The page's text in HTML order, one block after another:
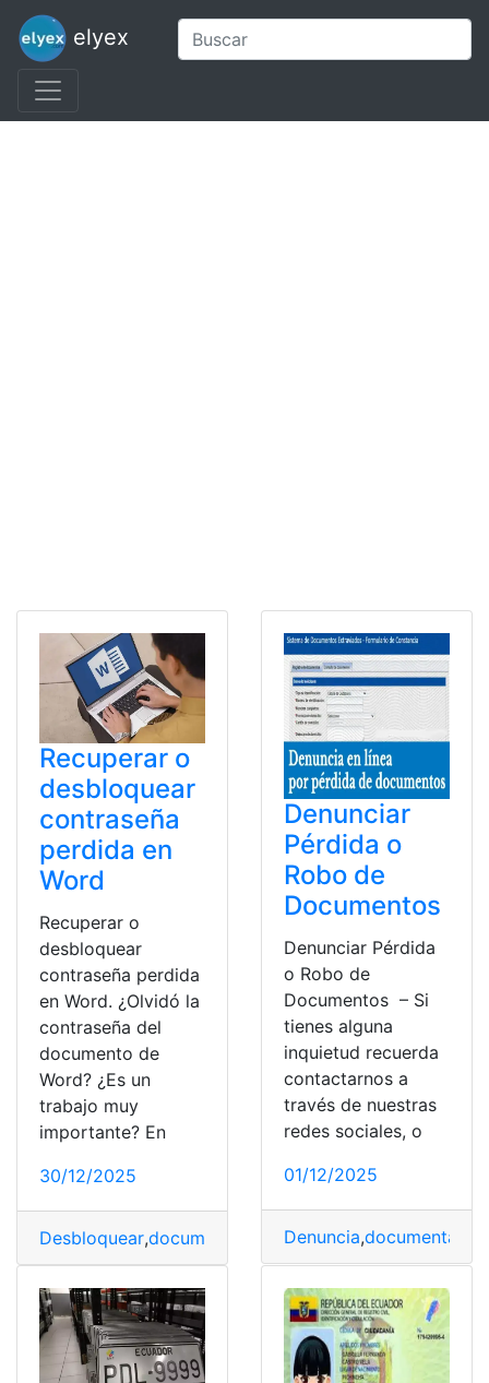
elyex
Recuperar o
desbloquear
contraseña
perdida en
Word
Recuperar o
desbloquear
contraseña perdida
en Word. ¿Olvidó la
contraseña del
documento de
Word? ¿Es un
trabajo muy
importante? En
30/12/2025
Desbloquear,documentación pérdida,Recuperar
Denunciar
Pérdida o
Robo de
Documentos
Denunciar Pérdida
o Robo de
Documentos – Si
tienes alguna
inquietud recuerda
contactarnos a
través de nuestras
redes sociales, o
01/12/2025
Denuncia,